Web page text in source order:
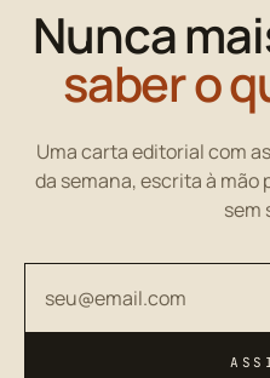
Nunca
saber o
Uma carta editorial com
da semana, escrita à mão
sem